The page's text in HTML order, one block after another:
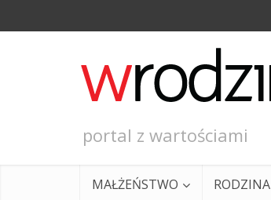
portal z wartościami
MAŁŻEŃSTWO RODZINA